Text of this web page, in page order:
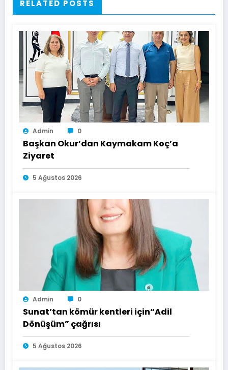
RELATED POSTS
Admin 0
Başkan Okur’dan Kaymakam Koç’a
Ziyaret
5 Ağustos 2026
Admin 0
Sunat’tan kömür kentleri için“Adil
Dönüşüm” çağrısı
5 Ağustos 2026